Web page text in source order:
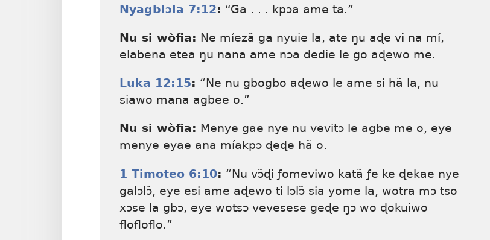
Nyagblɔla 7:12: “Ga . . . kpɔa ame ta.”
Nu si wòfia: Ne míezã ga nyuie la, ate ŋu aɖe vi na mí,
elabena etea ŋu nana ame nɔa dedie le go aɖewo me.
Luka 12:15: “Ne nu gbogbo aɖewo le ame si hã la, nu
siawo mana agbee o.”
Nu si wòfia: Menye gae nye nu vevitɔ le agbe me o, eye
menye eyae ana míakpɔ ɖeɖe hã o.
1 Timoteo 6:10: “Nu vɔ̃ɖi ƒomeviwo katã ƒe ke ɖekae nye
galɔlɔ̃, eye esi ame aɖewo ti lɔlɔ̃ sia yome la, wotra mɔ tso
xɔse la gbɔ, eye wotsɔ vevesese geɖe ŋɔ wo ɖokuiwo
flofloflo.”